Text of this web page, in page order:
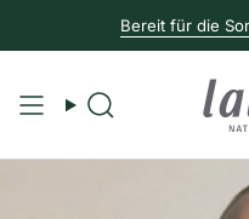
Bereit für die
Suche